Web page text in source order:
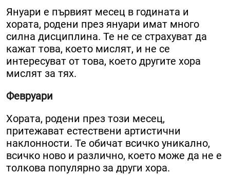
Януари е първият месец в годината и
хората, родени през януари имат много
силна дисциплина. Те не се страхуват да
кажат това, което мислят, и не се
интересуват от това, което другите хора
мислят за тях.
Февруари
Хората, родени през този месец,
притежават естествени артистични
наклонности. Те обичат всичко уникално,
всичко ново и различно, което може да не е
толкова популярно за други хора.